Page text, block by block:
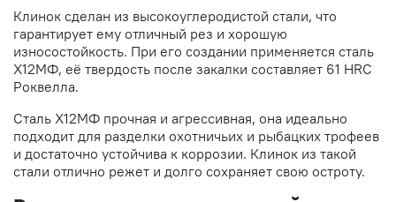
Клинок сделан из высокоуглеродистой стали, что
гарантирует ему отличный рез и хорошую
износостойкость. При его создании применяется сталь
Х12МФ, её твердость после закалки составляет 61 HRC
Роквелла.
Сталь Х12МФ прочная и агрессивная, она идеально
подходит для разделки охотничьих и рыбацких трофеев
и достаточно устойчива к коррозии. Клинок из такой
стали отлично режет и долго сохраняет свою остроту.